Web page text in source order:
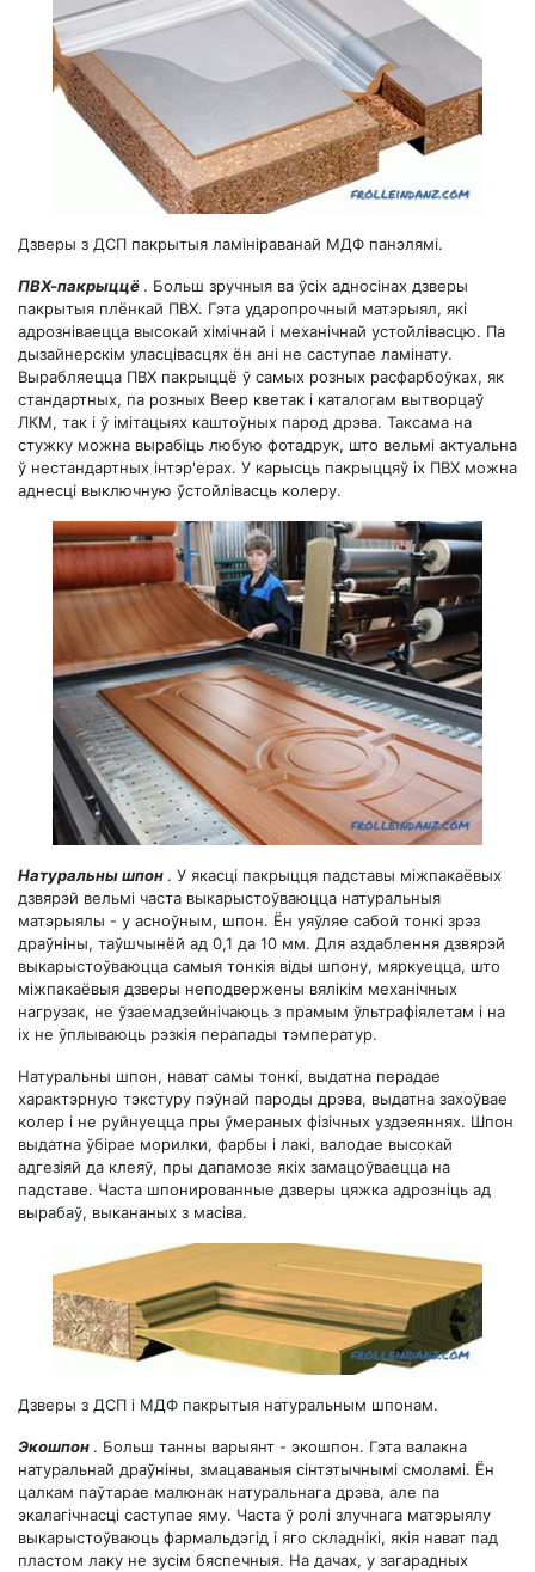
Дзверы з ДСП пакрытыя ламініраванай МДФ панэлямі.
ПВХ-пакрыццё . Больш зручныя ва ўсіх адносінах дзверы
пакрытыя плёнкай ПВХ. Гэта ударопрочный матэрыял, які
адрозніваецца высокай хімічнай і механічнай устойлівасцю. Па
дызайнерскім уласцівасцях ён ані не саступае ламінату.
Вырабляецца ПВХ пакрыццё ў самых розных расфарбоўках, як
стандартных, па розных Веер кветак і каталогам вытворцаў
ЛКМ, так і ў імітацыях каштоўных парод дрэва. Таксама на
стужку можна вырабіць любую фотадрук, што вельмі актуальна
ў нестандартных інтэр'ерах. У карысць пакрыццяў іх ПВХ можна
аднесці выключную ўстойлівасць колеру.
Натуральны шпон . У якасці пакрыцця падставы міжпакаёвых
дзвярэй вельмі часта выкарыстоўваюцца натуральныя
матэрыялы - у асноўным, шпон. Ён уяўляе сабой тонкі зрэз
драўніны, таўшчынёй ад 0,1 да 10 мм. Для аздаблення дзвярэй
выкарыстоўваюцца самыя тонкія віды шпону, мяркуецца, што
міжпакаёвыя дзверы неподвержены вялікім механічных
нагрузак, не ўзаемадзейнічаюць з прамым ўльтрафіялетам і на
іх не ўплываюць рэзкія перапады тэмператур.
Натуральны шпон, нават самы тонкі, выдатна перадае
характэрную тэкстуру пэўнай пароды дрэва, выдатна захоўвае
колер і не руйнуецца пры ўмераных фізічных уздзеяннях. Шпон
выдатна ўбірае морилки, фарбы і лакі, валодае высокай
адгезіяй да клеяў, пры дапамозе якіх замацоўваецца на
падставе. Часта шпонированные дзверы цяжка адрозніць ад
вырабаў, выкананых з масіва.
Дзверы з ДСП і МДФ пакрытыя натуральным шпонам.
Экошпон . Больш танны варыянт - экошпон. Гэта валакна
натуральнай драўніны, змацаваныя сінтэтычнымі смоламі. Ён
цалкам паўтарае малюнак натуральнага дрэва, але па
экалагічнасці саступае яму. Часта ў ролі злучнага матэрыялу
выкарыстоўваюць фармальдэгід і яго складнікі, якія нават пад
пластом лаку не зусім бяспечныя. На дачах, у загарадных